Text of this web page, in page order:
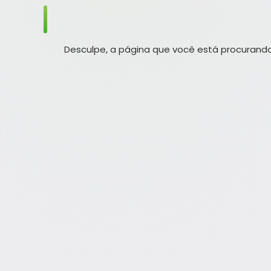
Desculpe, a página que você está